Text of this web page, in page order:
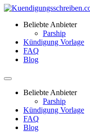
Beliebte Anbieter
Parship
Kündigung Vorlage
FAQ
Blog
Beliebte Anbieter
Parship
Kündigung Vorlage
FAQ
Blog